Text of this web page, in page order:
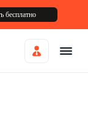
бесплатно